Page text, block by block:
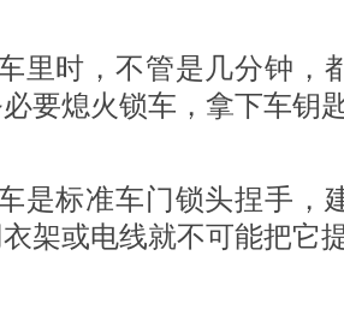
里时，不管是几分钟，
要熄火锁车，拿下车钥
是标准车门锁头捏手，
架或电线就不可能把它